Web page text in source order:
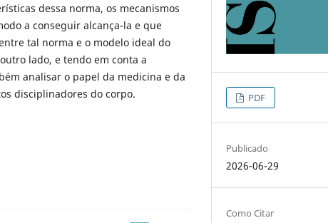
dessa norma, os mecanismos
a conseguir alcança-la e que
tal norma e o modelo ideal do
lado, e tendo em conta a
analisar o papel da medicina e da
disciplinadores do corpo.
PDF
Publicado
2026-06-29
Como Citar